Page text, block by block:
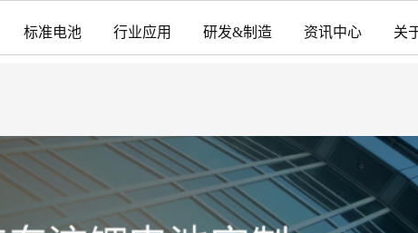
标准电池 行业应用 研发&制造 资讯中心 关